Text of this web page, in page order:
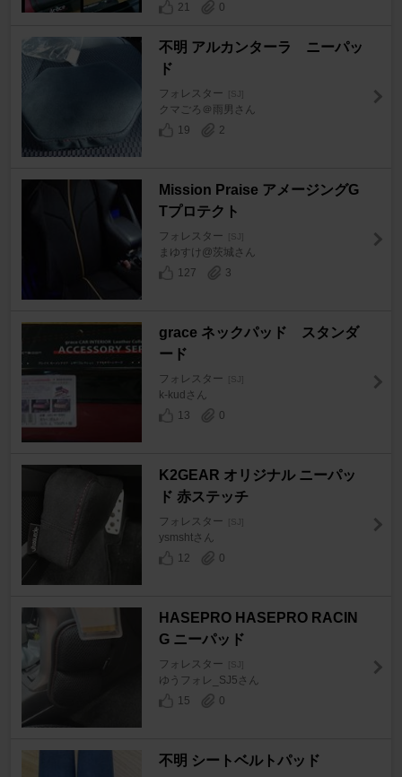
21 0
不明 アルカンターラ ニーパッ
ド
フォレスター [SJ]
クマごろ＠雨男さん
19
2
Mission Praise アメージングG
Tプロテクト
フォレスター [SJ]
まゆすけ@茨城さん
127
3
grace ネックパッド スタンダ
ード
フォレスター [SJ]
k-kudさん
13
0
K2GEAR オリジナル ニーパッ
ド 赤ステッチ
フォレスター [SJ]
ysmshtさん
12
0
HASEPRO HASEPRO RACIN
G ニーパッド
フォレスター [SJ]
ゆうフォレ_SJ5さん
15
0
不明 シートベルトパッド